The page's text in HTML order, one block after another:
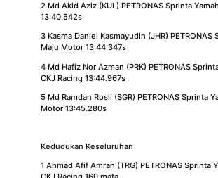
2 Md Akid Aziz (KUL) PETRONAS Sprinta
13:40.542s
3 Kasma Daniel Kasmayudin (JHR) PETRONAS
Maju Motor 13:44.347s
4 Md Hafiz Nor Azman (PRK) PETRONAS
CKJ Racing 13:44.967s
5 Md Ramdan Rosli (SGR) PETRONAS Sprinta
Motor 13:45.280s
Kedudukan Keseluruhan
1 Ahmad Afif Amran (TRG) PETRONAS Sprinta